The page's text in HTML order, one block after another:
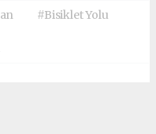
#Bisiklet Yolu